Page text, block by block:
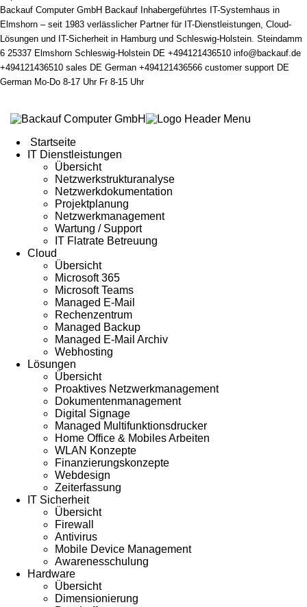
Backauf Computer GmbH Backauf Inhabergeführtes IT-Systemhaus in
Elmshorn – seit 1983 verlässlicher Partner für IT-Dienstleistungen, Cloud-
Lösungen und IT-Sicherheit in Hamburg und Schleswig-Holstein. Steindamm
6 25337 Elmshorn Schleswig-Holstein DE +494121436510 info@backauf.de
+494121436510 sales DE German +494121436566 customer support DE
German Mo-Do 8-17 Uhr Fr 8-15 Uhr
Startseite
IT Dienstleistungen
Übersicht
Netzwerkstrukturanalyse
Netzwerkdokumentation
Projektplanung
Netzwerkmanagement
Wartung / Support
IT Flatrate Betreuung
Cloud
Übersicht
Microsoft 365
Microsoft Teams
Managed E-Mail
Rechenzentrum
Managed Backup
Managed E-Mail Archiv
Webhosting
Lösungen
Übersicht
Proaktives Netzwerkmanagement
Dokumentenmanagement
Digital Signage
Managed Multifunktionsdrucker
Home Office & Mobiles Arbeiten
WLAN Konzepte
Finanzierungskonzepte
Webdesign
Zeiterfassung
IT Sicherheit
Übersicht
Firewall
Antivirus
Mobile Device Management
Awarenesschulung
Hardware
Übersicht
Dimensionierung